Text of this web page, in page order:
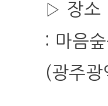
▷ 장소
: 마음
(광주